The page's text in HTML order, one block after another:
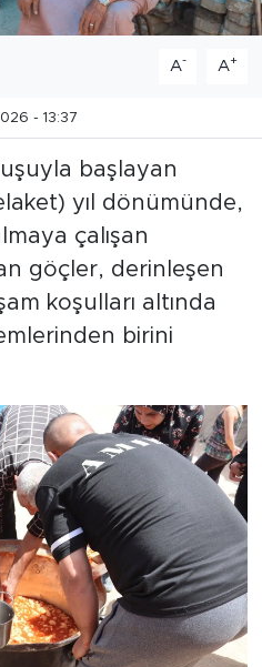
A- A+
- 13:37
başlayan
yıl dönümünde,
çalışan
göçler, derinleşen
koşulları altında
birini